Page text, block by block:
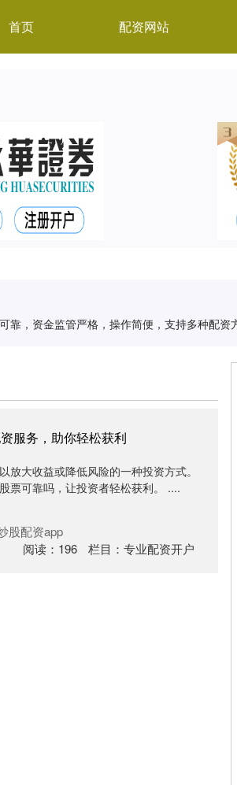
首页 配资网站
，资金监管严格，操作简便，支持多种配资
服务，助你轻松获利
大收益或降低风险的一种投资方式。
票可靠吗，让投资者轻松获利。 ....
股配资app
阅读： 196 栏目： 专业配资开户